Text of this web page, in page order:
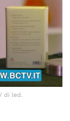
di led.